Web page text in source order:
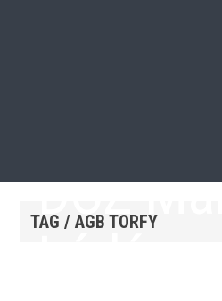
TAG / AGB TORFY
DOZ